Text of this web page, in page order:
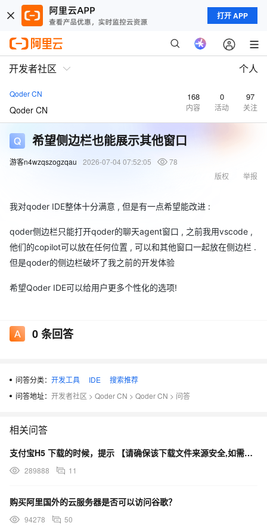
打开 APP
开发者社区 个人
Qoder CN
Qoder CN
168
内容
0
活动
97
关注
希望侧边栏也能展示其他窗口
游客n4wzqszogzqau 2026-07-04 07:52:05
78
举报
版权
我对qoder IDE整体十分满意 , 但是有一点希望能改进 :
qoder侧边栏只能打开qoder的聊天agent窗口 , 之前我用vscode ,
他们的copilot可以放在任何位置 , 可以和其他窗口一起放在侧边栏 .
但是qoder的侧边栏破坏了我之前的开发体验
希望Qoder IDE可以给用户更多个性化的选项!
0条回答
问答分类： 开发工具 IDE
搜索推荐
问答地址： 开发者社区 > Qoder CN > Qoder CN > 问答
相关问答
支付宝H5 下载的时候，提示 【请确保该下载文件来源安全,如需浏览,请长按网址复制后使用浏览器访问】
289888 11
购买阿里国外的云服务器是否可以访问谷歌？
94278 50